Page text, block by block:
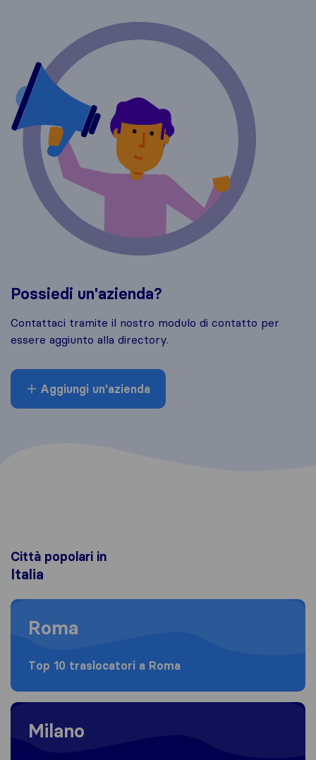
Possiedi un'azienda?
Contattaci tramite il nostro modulo di contatto per
essere aggiunto alla directory.
Aggiungi un'azienda
Città popolari in
Italia
Moving to Roma
Roma
Top 10 traslocatori a Roma
Moving to Milano
Milano